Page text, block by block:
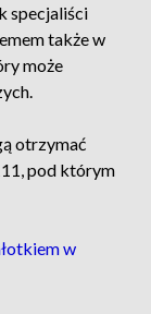
specjaliści
także w
może
otrzymać
pod którym
w